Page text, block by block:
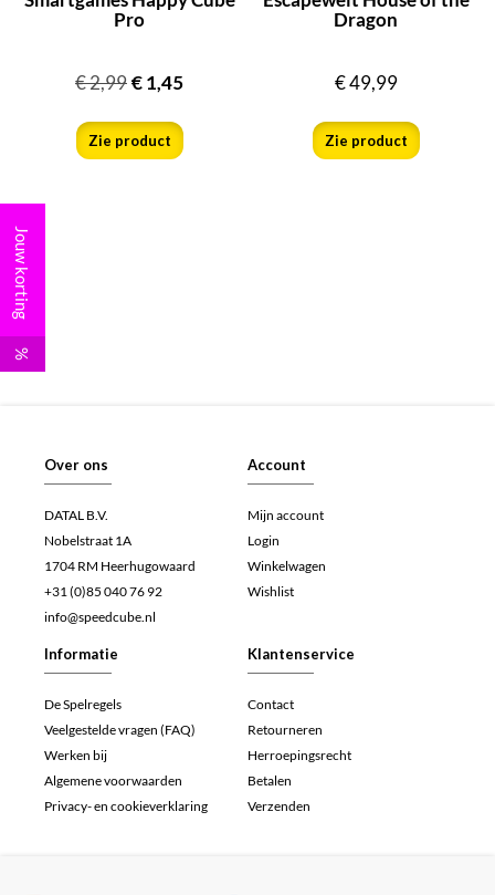
Pro
€2,99€1,45
Zie product
Dragon
€49,99
Zie product
Over ons
DATAL B.V.
Nobelstraat 1A
1704 RM Heerhugowaard
+31 (0)85 040 76 92
info@speedcube.nl
Account
Mijn account
Login
Winkelwagen
Wishlist
Informatie
De Spelregels
Veelgestelde vragen (FAQ)
Werken bij
Algemene voorwaarden
Privacy- en cookieverklaring
Klantenservice
Contact
Retourneren
Herroepingsrecht
Betalen
Verzenden
Jouw korting
%